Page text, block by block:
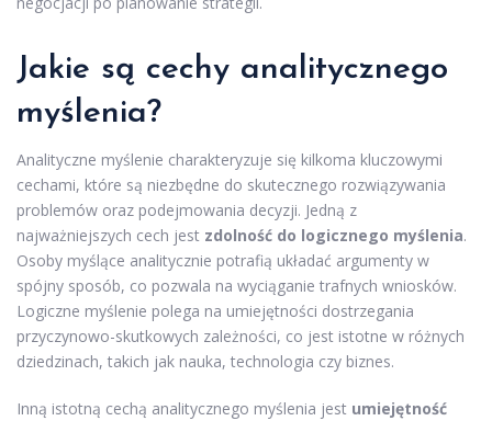
Jakie są cechy analitycznego
myślenia?
Analityczne myślenie charakteryzuje się kilkoma kluczowymi
cechami, które są niezbędne do skutecznego rozwiązywania
problemów oraz podejmowania decyzji. Jedną z
najważniejszych cech jest zdolność do logicznego myślenia.
Osoby myślące analitycznie potrafią układać argumenty w
spójny sposób, co pozwala na wyciąganie trafnych wniosków.
Logiczne myślenie polega na umiejętności dostrzegania
przyczynowo-skutkowych zależności, co jest istotne w różnych
dziedzinach, takich jak nauka, technologia czy biznes.
Inną istotną cechą analitycznego myślenia jest umiejętność